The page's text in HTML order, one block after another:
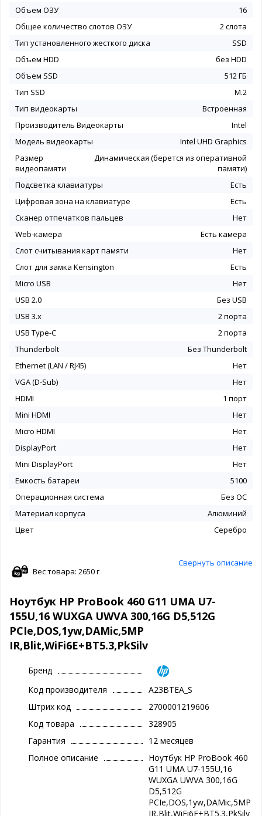
Объем ОЗУ
16
Общее количество слотов ОЗУ
2 слота
Тип установленного жесткого диска
SSD
Объем HDD
без HDD
Объем SSD
512 ГБ
Тип SSD
M.2
Тип видеокарты
Встроенная
Производитель Видеокарты
Intel
Модель видеокарты
Intel UHD Graphics
Размер
видеопамяти
Динамическая (берется из оперативной
памяти)
Подсветка клавиатуры
Есть
Цифровая зона на клавиатуре
Есть
Сканер отпечатков пальцев
Нет
Web-камера
Есть камера
Слот считывания карт памяти
Нет
Слот для замка Kensington
Есть
Micro USB
Нет
USB 2.0
Без USB
USB 3.x
2 порта
USB Type-C
2 порта
Thunderbolt
Без Thunderbolt
Ethernet (LAN / RJ45)
Нет
VGA (D-Sub)
Нет
HDMI
1 порт
Mini HDMI
Нет
Micro HDMI
Нет
DisplayPort
Нет
Mini DisplayPort
Нет
Емкость батареи
5100
Операционная система
Без ОС
Материал корпуса
Алюминий
Цвет
Серебро
Свернуть описание
Вес товара: 2650 г
Ноутбук HP ProBook 460 G11 UMA U7-
155U,16 WUXGA UWVA 300,16G D5,512G
PCIe,DOS,1yw,DAMic,5MP
IR,Blit,WiFi6E+BT5.3,PkSilv
Бренд
Код производителя
A23BTEA_S
Штрих код
2700001219606
Код товара
328905
Гарантия
12 месяцев
Полное описание
Ноутбук HP ProBook 460
G11 UMA U7-155U,16
WUXGA UWVA 300,16G
D5,512G
PCIe,DOS,1yw,DAMic,5MP
IR,Blit,WiFi6E+BT5.3,PkSilv